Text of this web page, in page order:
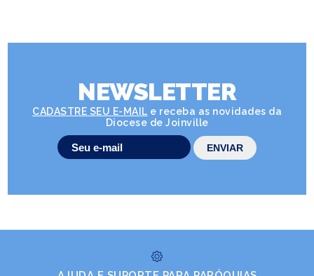
NEWSLETTER
CADASTRE SEU E-MAIL e receba as novidades da
Diocese de Joinville